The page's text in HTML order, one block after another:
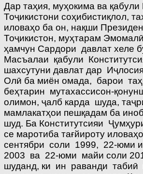
Дар таҳия, муҳокима ва қабули
Тоҷикистони соҳибистиқлол,
иловаҳо ба он, нақши
Тоҷикистон, муҳтарам
ҳамчун Сардори давлат хеле
Масъалаи қабули
шахсутуни давлат дар
Олӣ ба миён омада, барои
беҳтарин мутахассисон-
олимон, ҷалб карда шуда,
мамлакатҳои пешқадам ба
шуд. Ба Конститутсияи
се маротиба тағйироту
сентябри соли 1999, 22-юми
2003 ва 22-юми майи соли
шуданд, ки ин раванди табиӣ